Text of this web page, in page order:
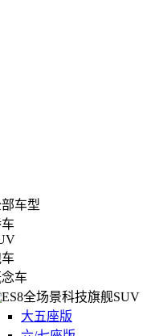
车型
车
全场景科技旗舰SUV
大五座版